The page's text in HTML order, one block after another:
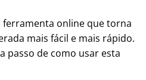
ferramenta online que torna
mais fácil e mais rápido.
passo de como usar esta